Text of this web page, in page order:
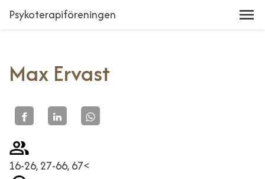
Psykoterapiföreningen
Max Ervast
16-26, 27-66, 67<